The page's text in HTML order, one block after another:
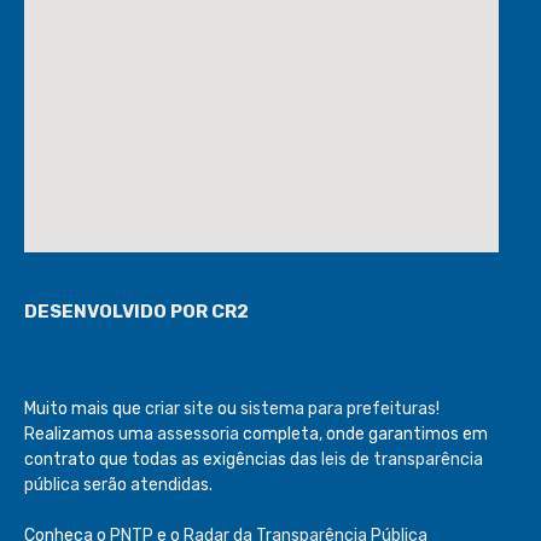
DESENVOLVIDO POR CR2
Muito mais que criar site ou sistema para prefeituras!
Realizamos uma assessoria completa, onde garantimos em
contrato que todas as exigências das leis de transparência
pública serão atendidas.
Conheça o PNTP e o Radar da Transparência Pública